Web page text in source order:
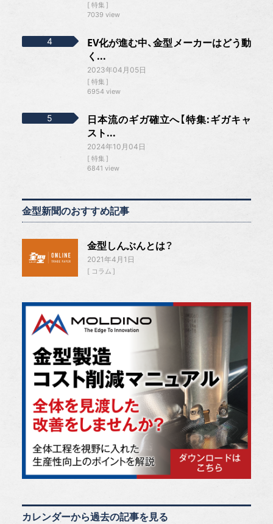
特集
7039 view
EV化が進む中、金型メーカーはどう動
く...
2023年04月05日
特集
6954 view
日本流のギガ確立へ【特集:ギガキャ
スト...
2024年10月04日
特集
6841 view
金型新聞のおすすめ記事
金型しんぶんとは？
2021年4月1日
コラム
カレンダーから過去の記事を見る